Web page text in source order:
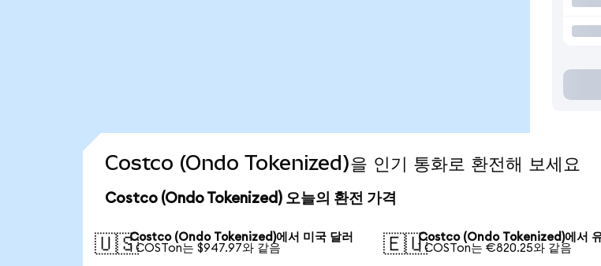
Costco (Ondo Tokenized)을 인기 통화로 환전해 보세요
Costco (Ondo Tokenized) 오늘의 환전 가격
🇺🇸Costco (Ondo Tokenized)에서 미국 달러
1 COSTon는 $947.97와 같음
🇪🇺Costco (Ondo Tokenized)에서
1 COSTon는 €820.25와 같음